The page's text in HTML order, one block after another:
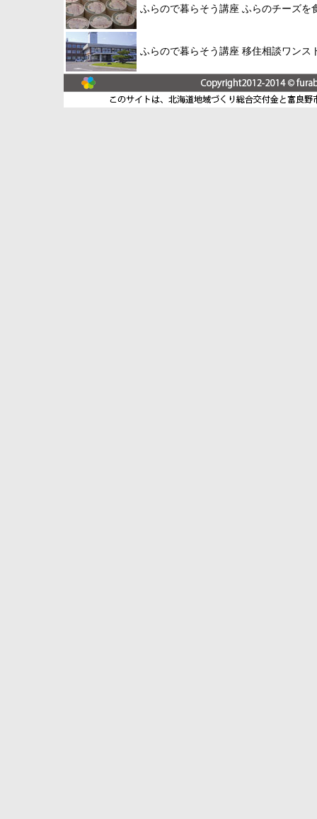
ふらので暮らそう講座 ふらのチーズを
ふらので暮らそう講座 移住相談ワンス